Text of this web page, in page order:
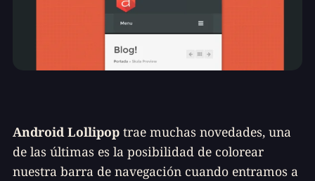
Android Lollipoptrae muchas novedades, una
de las últimas es la posibilidad de colorear
nuestra barra de navegación cuando entramos a